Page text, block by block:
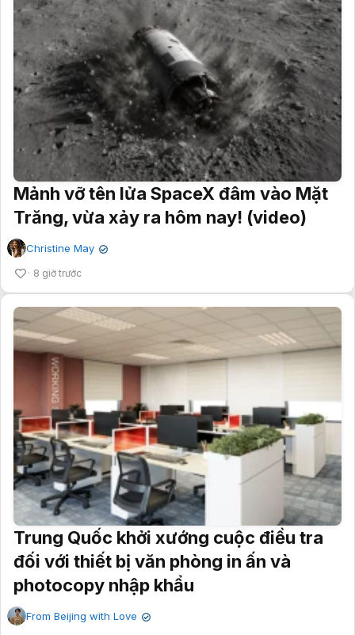
Mảnh vỡ tên lửa SpaceX đâm vào Mặt
Trăng, vừa xảy ra hôm nay! (video)
Christine May ✔
8 giờ trước
Trung Quốc khởi xướng cuộc điều tra
đối với thiết bị văn phòng in ấn và
photocopy nhập khẩu
From Beijing with Love ✔